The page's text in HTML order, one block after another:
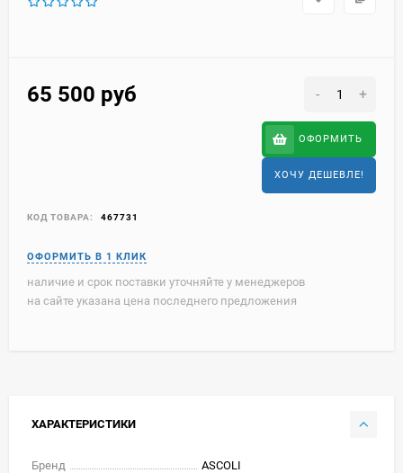
65 500 руб - +
ОФОРМИТЬ
ХОЧУ ДЕШЕВЛЕ!
КОД ТОВАРА: 467731
наличие и срок поставки уточняйте у менеджеров
на сайте указана цена последнего предложения
ХАРАКТЕРИСТИКИ
Бренд
ASCOLI